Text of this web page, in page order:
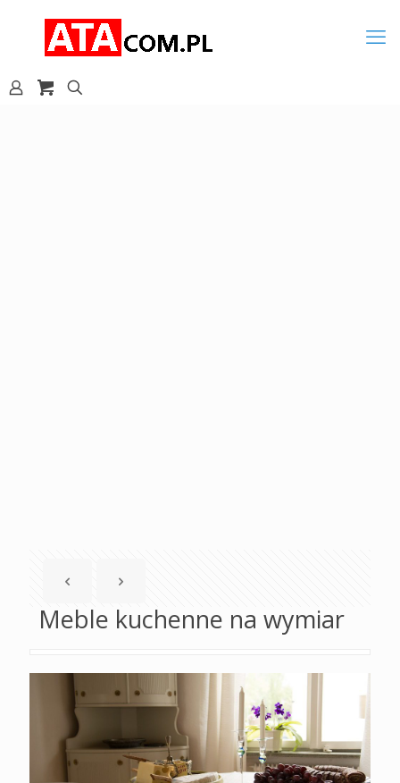
Meble kuchenne na wymiar